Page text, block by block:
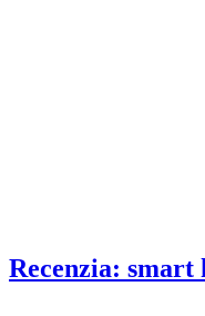
Recenzia: smart